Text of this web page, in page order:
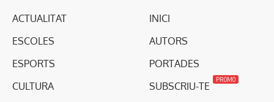
ACTUALITAT
ESCOLES
ESPORTS
CULTURA
INICI
AUTORS
PORTADES
SUBSCRIU-TE
PROMO